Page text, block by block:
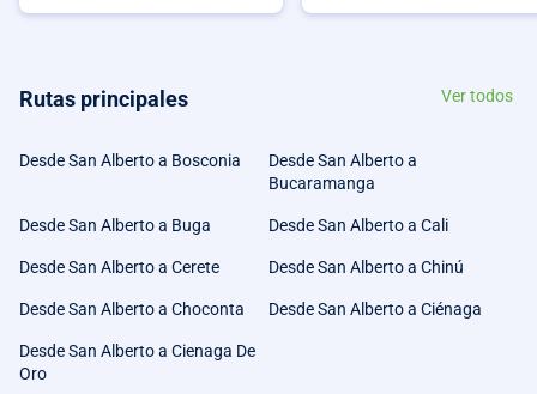
Rutas principales Ver todos
Desde San Alberto a Bosconia
Desde San Alberto a
Bucaramanga
Desde San Alberto a Buga Desde San Alberto a Cali
Desde San Alberto a Cerete Desde San Alberto a Chinú
Desde San Alberto a Choconta Desde San Alberto a Ciénaga
Desde San Alberto a Cienaga De
Oro